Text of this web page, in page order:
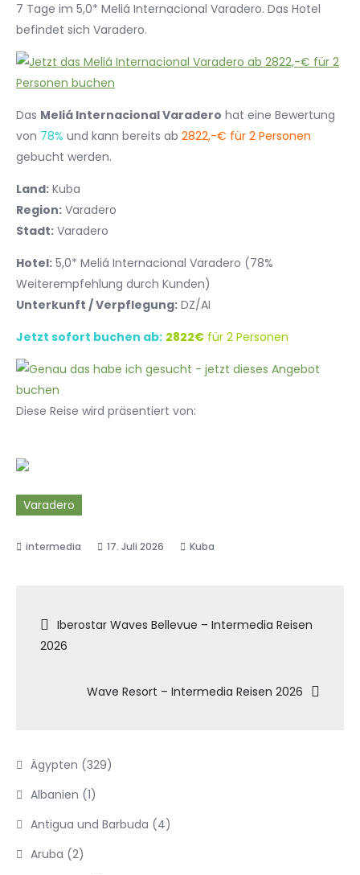
7 Tage im 5,0* Meliá Internacional Varadero. Das Hotel
befindet sich Varadero.
Das Meliá Internacional Varadero hat eine Bewertung
von 78% und kann bereits ab 2822,-€ für 2 Personen
gebucht werden.
Land: Kuba
Region: Varadero
Stadt: Varadero
Hotel: 5,0* Meliá Internacional Varadero (78%
Weiterempfehlung durch Kunden)
Unterkunft / Verpflegung: DZ/AI
Jetzt sofort buchen ab: 2822€ für 2 Personen
Diese Reise wird präsentiert von:
Varadero
17. Juli 2026 Kuba
Beitragsnavigation
Iberostar Waves Bellevue – Intermedia Reisen
2026
Wave Resort – Intermedia Reisen 2026
Ägypten (329)
Albanien (1)
Antigua und Barbuda (4)
Aruba (2)